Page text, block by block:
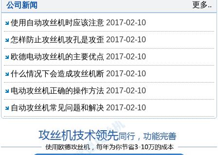
更多..
公司新闻
使用自动攻丝机时应该注意 2017-02-10
怎样防止攻丝机攻孔是攻歪 2017-02-10
欧德电动攻丝机的主要优点 2017-02-10
什么情况下会造成攻丝机断 2017-02-10
电动攻丝机正确的操作方法 2017-02-10
自动攻丝机常见问题和解决 2017-02-10